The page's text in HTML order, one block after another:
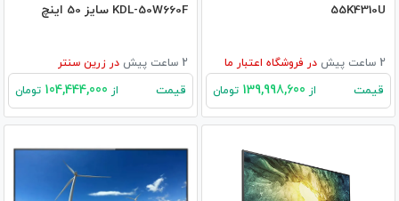
55K4310U
2 ساعت پیش در فروشگاه اعتبار ما
قیمت از تومان
KDL-50W660F سایز 50 اینچ
2 ساعت پیش در زرین سنتر
قیمت از تومان